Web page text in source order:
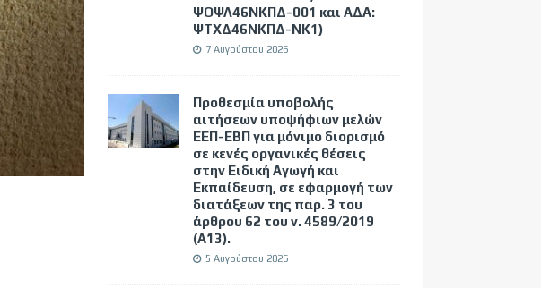
ΨΟΨΛ46ΝΚΠΔ-001 και ΑΔΑ:
ΨΤΧΔ46ΝΚΠΔ-ΝΚ1)
7 Αυγούστου 2026
Προθεσμία υποβολής
αιτήσεων υποψήφιων μελών
ΕΕΠ-ΕΒΠ για μόνιμο διορισμό
σε κενές οργανικές θέσεις
στην Ειδική Αγωγή και
Εκπαίδευση, σε εφαρμογή των
διατάξεων της παρ. 3 του
άρθρου 62 του ν. 4589/2019
(Α΄13).
5 Αυγούστου 2026